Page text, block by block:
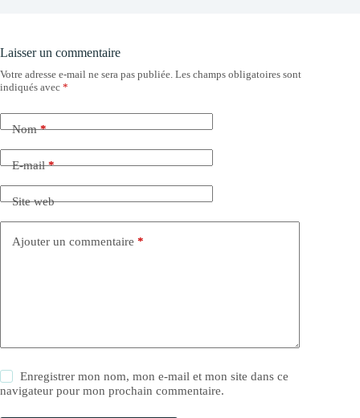
Laisser un commentaire
Votre adresse e-mail ne sera pas publiée. Les champs obligatoires sont
indiqués avec *
Nom*
E-mail*
Site web
Ajouter un commentaire *
Enregistrer mon nom, mon e-mail et mon site dans ce
navigateur pour mon prochain commentaire.